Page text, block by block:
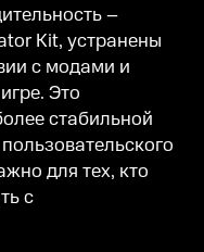
–
Kit, устранены
с модами и
Это
стабильной
для тех, кто
с